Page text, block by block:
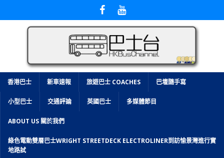
香港巴士 新車速報 旅遊巴士 COACHES 巴壇隨手寫
小型巴士 交通評論 英國巴士 多媒體節目
ABOUT US 關於我們
綠色電動雙層巴士WRIGHT STREETDECK ELECTROLINER到訪愉景灣進行實
地路試